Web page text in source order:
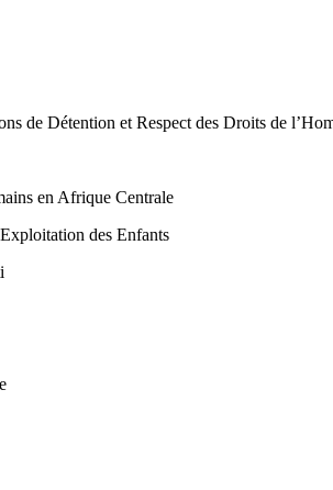
de Détention et Respect des Droits de
en Afrique Centrale
des Enfants